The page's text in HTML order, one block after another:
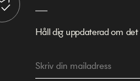
Håll dig uppdaterad om